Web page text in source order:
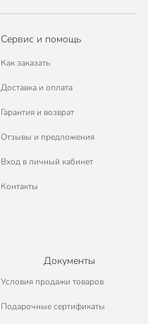
Сервис и помощь
Как заказать
Доставка и оплата
Гарантия и возврат
Отзывы и предложения
Вход в личный кабинет
Контакты
Документы
Условия продажи товаров
Подарочные сертификаты